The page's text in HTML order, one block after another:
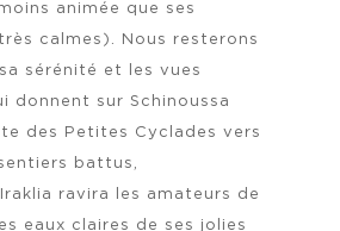
animée que ses
calmes). Nous resterons
sérénité et les vues
donnent sur Schinoussa
des Petites Cyclades vers
battus,
ravira les amateurs de
eaux claires de ses jolies